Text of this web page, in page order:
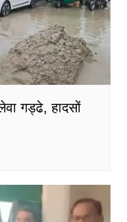
गड्ढे, हादसों